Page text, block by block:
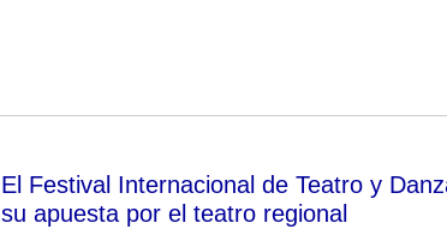
El Festival Internacional de Teatro y
su apuesta por el teatro regional